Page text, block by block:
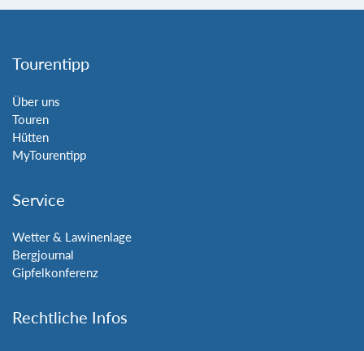
Tourentipp
Über uns
Touren
Hütten
MyTourentipp
Service
Wetter & Lawinenlage
Bergjournal
Gipfelkonferenz
Rechtliche Infos